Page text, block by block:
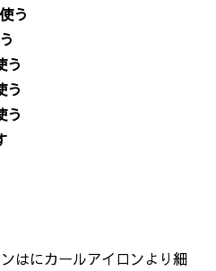
う
う
う
う
はにカールアイロンより細